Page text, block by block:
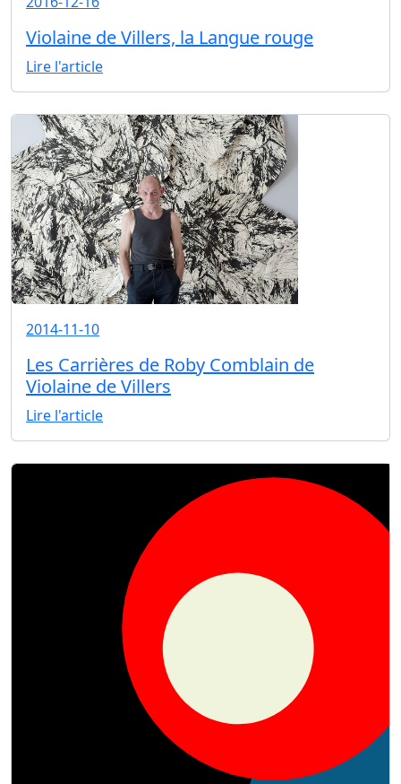
Violaine de Villers, la Langue rouge
Lire l'article
2014-11-10
Les Carrières de Roby Comblain de
Violaine de Villers
Lire l'article